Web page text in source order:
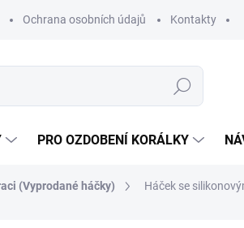
Ochrana osobních údajů Kontakty
Hledat
PRO OZDOBENÍ KORÁLKY
(Vyprodané háčky) Háček se